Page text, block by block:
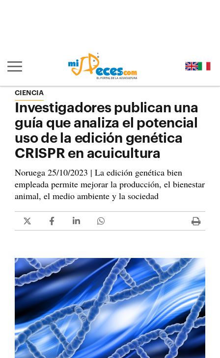
Mostrar/ocultar navegación principal
CIENCIA
Investigadores publican una
guía que analiza el potencial
uso de la edición genética
CRISPR en acuicultura
Noruega 25/10/2023 | La edición genética bien
empleada permite mejorar la producción, el bienestar
animal, el medio ambiente y la sociedad